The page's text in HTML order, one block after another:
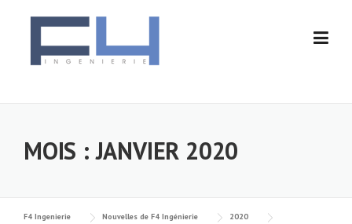
MOIS :JANVIER 2020
F4 Ingenierie Nouvelles de F4 Ingénierie
2020